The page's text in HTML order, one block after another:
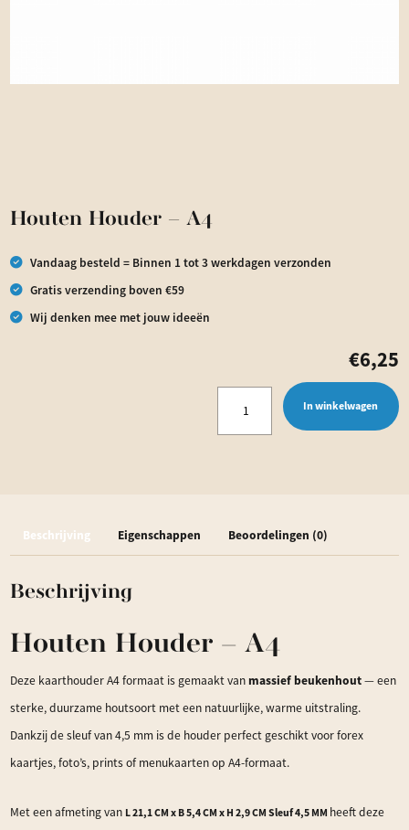
€6,25
Houten Houder – A4
In winkelwagen
Vandaag besteld = Binnen 1 tot 3 werkdagen verzonden
Gratis verzending boven €59
Wij denken mee met jouw ideeën
Beschrijving Eigenschappen Beoordelingen (0)
Beschrijving
Houten Houder – A4
Deze kaarthouder A4 formaat is gemaakt vanmassief beukenhout— een
sterke, duurzame houtsoort met een natuurlijke, warme uitstraling.
Dankzij de sleuf van 4,5 mm is de houder perfect geschikt voor forex
kaartjes, foto’s, prints of menukaarten op A4-formaat.
Met een afmeting van L 21,1 CM x B 5,4 CM x H 2,9 CM Sleuf 4,5 MM heeft deze